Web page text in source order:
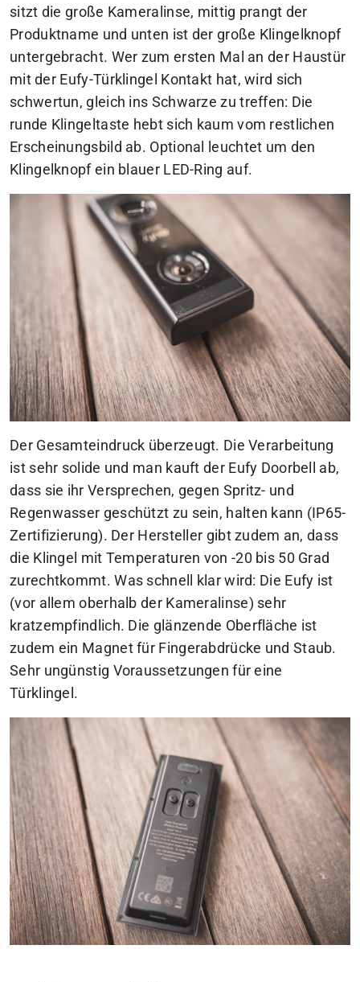
sitzt die große Kameralinse, mittig prangt der
Produktname und unten ist der große Klingelknopf
untergebracht. Wer zum ersten Mal an der Haustür
mit der Eufy-Türklingel Kontakt hat, wird sich
schwertun, gleich ins Schwarze zu treffen: Die
runde Klingeltaste hebt sich kaum vom restlichen
Erscheinungsbild ab. Optional leuchtet um den
Klingelknopf ein blauer LED-Ring auf.
Der Gesamteindruck überzeugt. Die Verarbeitung
ist sehr solide und man kauft der Eufy Doorbell ab,
dass sie ihr Versprechen, gegen Spritz- und
Regenwasser geschützt zu sein, halten kann (IP65-
Zertifizierung). Der Hersteller gibt zudem an, dass
die Klingel mit Temperaturen von -20 bis 50 Grad
zurechtkommt. Was schnell klar wird: Die Eufy ist
(vor allem oberhalb der Kameralinse) sehr
kratzempfindlich. Die glänzende Oberfläche ist
zudem ein Magnet für Fingerabdrücke und Staub.
Sehr ungünstig Voraussetzungen für eine
Türklingel.